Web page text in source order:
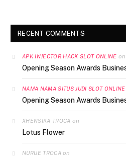
RECENT COMMENTS
APK INJECTOR HACK SLOT ONLINE on
Opening Season Awards
NAMA NAMA SITUS JUDI SLOT ONLINE
Opening Season Awards
XHENSIKA TROCA on
Lotus Flower
NURIJE TROCAon